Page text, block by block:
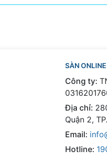
SÀN
Công ty:
Địa chỉ:
Quận 2,
Email:
Hotline: